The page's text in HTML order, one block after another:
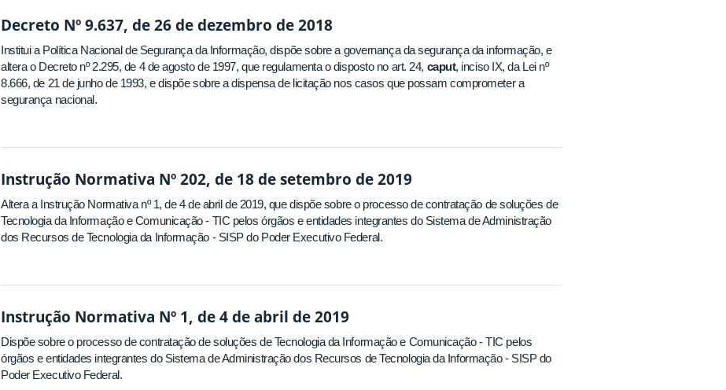
Decreto Nº 9.637, de 26 de dezembro de 2018
Institui a Política Nacional de Segurança da Informação, dispõe sobre a governança da segurança da informação, e
altera o Decreto nº 2.295, de 4 de agosto de 1997, que regulamenta o disposto no art. 24, caput, inciso IX, da Lei nº
8.666, de 21 de junho de 1993, e dispõe sobre a dispensa de licitação nos casos que possam comprometer a
segurança nacional.
Instrução Normativa Nº 202, de 18 de setembro de 2019
Altera a Instrução Normativa nº 1, de 4 de abril de 2019, que dispõe sobre o processo de contratação de soluções de
Tecnologia da Informação e Comunicação - TIC pelos órgãos e entidades integrantes do Sistema de Administração
dos Recursos de Tecnologia da Informação - SISP do Poder Executivo Federal.
Instrução Normativa Nº 1, de 4 de abril de 2019
Dispõe sobre o processo de contratação de soluções de Tecnologia da Informação e Comunicação - TIC pelos
órgãos e entidades integrantes do Sistema de Administração dos Recursos de Tecnologia da Informação - SISP do
Poder Executivo Federal.